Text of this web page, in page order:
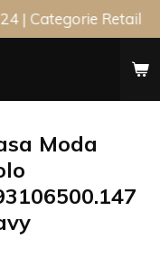
| Categorie Retail
Moda